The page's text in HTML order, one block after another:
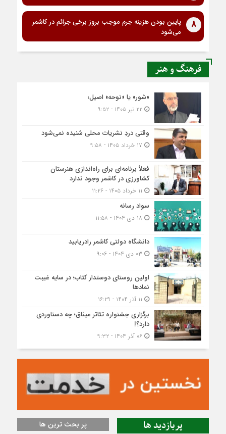
8
پایین بودن هزینه جرم موجب بروز برخی جرائم در کاشمر
می‌شود
فرهنگ و هنر
«شور» یا «نوحه» اصیل؛
۲۲ تیر ۱۴۰۵ - ۹:۵۲
وقتی دردِ نشریات محلی شنیده نمی‌شود
فعلاً برنامه‌ای برای راه‌اندازی هنرستان
کشاورزی در کاشمر وجود ندارد
سواد رسانه
دانشگاه دولتی کاشمر‌ رادریابید
اولین روستای دوستدار کتاب؛ در سایه غیبت
نمادها
برگزاری جشنواره تئاتر میثاق؛ چه دستاوردی
دارد؟!
۰۶ آذر ۱۴۰۴ - ۹:۳۲
پربازدید ها پر بحث ترین ها